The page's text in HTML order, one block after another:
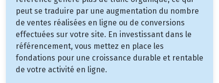
peut se traduire par une augmentation du nombre
de ventes réalisées en ligne ou de conversions
effectuées sur votre site. En investissant dans le
référencement, vous mettez en place les
fondations pour une croissance durable et rentable
de votre activité en ligne.